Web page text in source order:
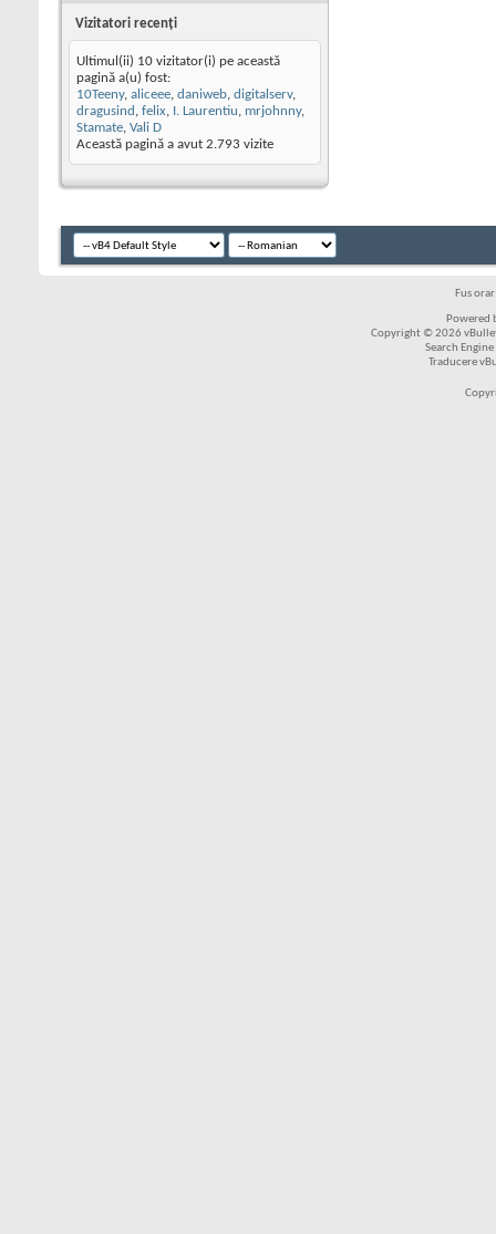
Vizitatori recenţi
Ultimul(ii) 10 vizitator(i) pe această
pagină a(u) fost:
10Teeny, aliceee, daniweb, digitalserv,
dragusind , felix, I. Laurentiu, mrjohnny,
Stamate, Vali D
Această pagină a avut 2.793 vizite
Fus
Powered
Copyright © 2026
Search
Traducere